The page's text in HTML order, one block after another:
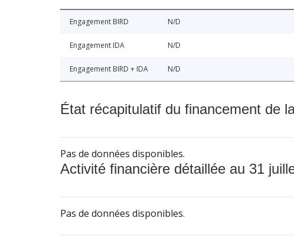
Engagement BIRD N/D
Engagement IDA N/D
Engagement BIRD + IDA N/D
État récapitulatif du financement de
Pas de données disponibles.
Activité financière détaillée au 31
Pas de données disponibles.